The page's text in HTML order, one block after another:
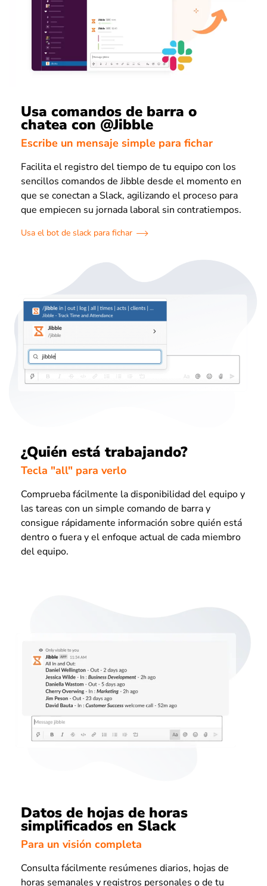
Usa comandos de barra o
chatea con @Jibble
Escribe un mensaje simple para fichar
Facilita el registro del tiempo de tu equipo con los
sencillos comandos de Jibble desde el momento en
que se conectan a Slack, agilizando el proceso para
que empiecen su jornada laboral sin contratiempos.
Usa el bot de slack para fichar
¿Quién está trabajando?
Tecla "all" para verlo
Comprueba fácilmente la disponibilidad del equipo y
las tareas con un simple comando de barra y
consigue rápidamente información sobre quién está
dentro o fuera y el enfoque actual de cada miembro
del equipo.
Datos de hojas de horas
simplificados en Slack
Para un visión completa
Consulta fácilmente resúmenes diarios, hojas de
horas semanales y registros personales o de tu